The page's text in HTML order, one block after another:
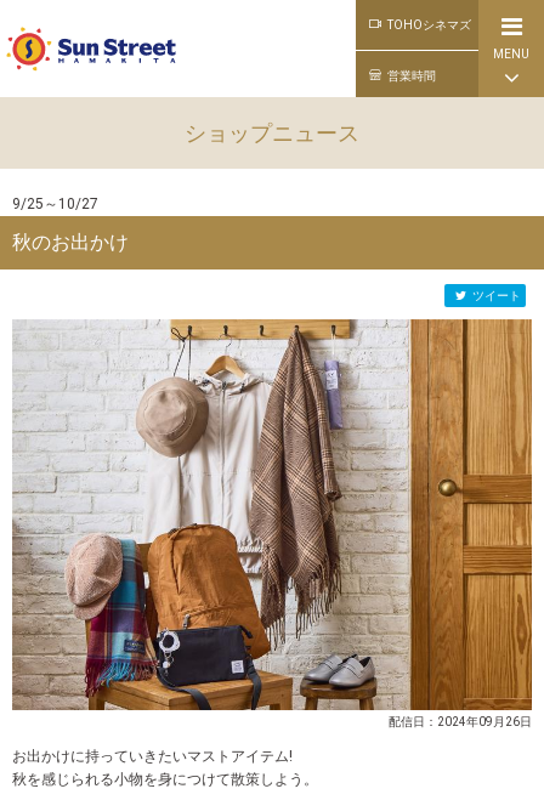
TOHOシネマズ
営業時間
MENU
公式ライン
ショップニュース
9/25～10/27
秋のお出かけ
ツイート
配信日：2024年09月26日
お出かけに持っていきたいマストアイテム!
秋を感じられる小物を身につけて散策しよう。